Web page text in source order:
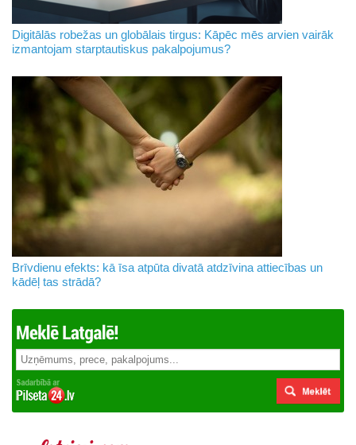
Digitālās robežas un globālais tirgus: Kāpēc mēs arvien vairāk
izmantojam starptautiskus pakalpojumus?
Brīvdienu efekts: kā īsa atpūta divatā atdzīvina attiecības un
kādēļ tas strādā?